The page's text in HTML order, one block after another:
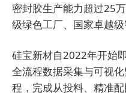
密封胶生产能力超过25
级绿色工厂、国家卓越级
硅宝新材自2022年开始
全流程数据采集与可视
程，完成从投料、精准